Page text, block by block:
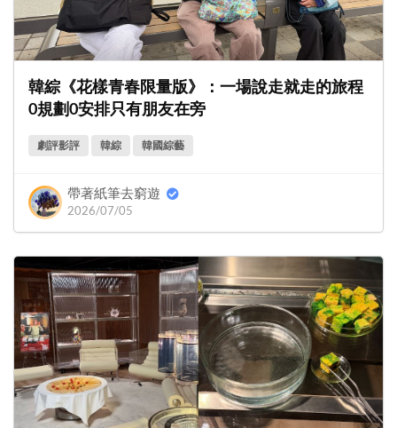
韓綜《花樣青春限量版》：一場說走就走的旅程
0規劃0安排只有朋友在旁
劇評影評 韓綜 韓國綜藝
帶著紙筆去窮遊
2026/07/05